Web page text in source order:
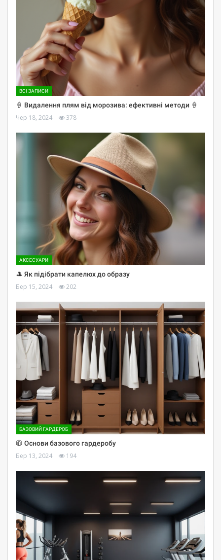
ВСІ ЗАПИСИ
🍦 Видалення плям від морозива: ефективні методи 🍦
Чер 18, 2024 378
АКСЕСУАРИ
🎩 Як підібрати капелюх до образу
Бер 15, 2024 202
БАЗОВИЙ ГАРДЕРОБ
🧥 Основи базового гардеробу
Бер 13, 2024 194